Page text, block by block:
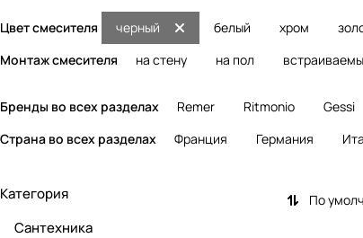
Цвет смесителя белый
черный хром
Монтаж смесителя
на стену на пол
Бренды во всех разделах Remer Ritmonio Gessi
Страна во всех разделах
Франция Германия
По
Категория
Сантехника